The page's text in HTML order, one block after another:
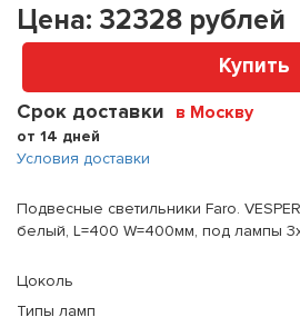
Цена: 32328 рублей
Купить
Срок доставки в Москву
от 14 дней
Условия доставки
Подвесные светильники Faro.
белый, L=400 W=400мм, под лампы
Цоколь
Типы ламп